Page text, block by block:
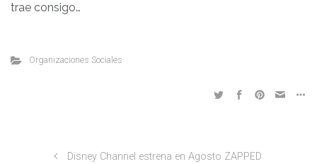
trae consigo…
Organizaciones Sociales
Disney Channel estrena en Agosto ZAPPED